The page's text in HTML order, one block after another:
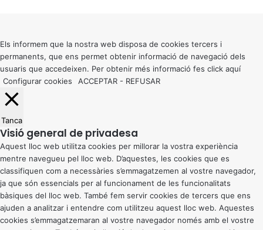
button
Els informem que la nostra web disposa de cookies tercers i
permanents, que ens permet obtenir informació de navegació dels
usuaris que accedeixen. Per obtenir més informació fes click aquí
Configurar cookies
ACCEPTAR - REFUSAR
Tanca
Visió general de privadesa
Aquest lloc web utilitza cookies per millorar la vostra experiència
mentre navegueu pel lloc web. D’aquestes, les cookies que es
classifiquen com a necessàries s’emmagatzemen al vostre navegador,
ja que són essencials per al funcionament de les funcionalitats
bàsiques del lloc web. També fem servir cookies de tercers que ens
ajuden a analitzar i entendre com utilitzeu aquest lloc web. Aquestes
cookies s’emmagatzemaran al vostre navegador només amb el vostre